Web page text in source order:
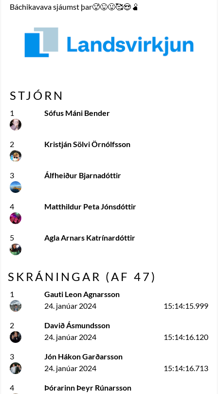
Báchikavava sjáumst þar🥵😜😛🥰😍🫄
STJÓRN
1 Sófus Máni Bender
2 Kristján Sölvi Örnólfsson
3 Álfheiður Bjarnadóttir
4 Matthildur Peta Jónsdóttir
5 Agla Arnars Katrínardóttir
SKRÁNINGAR (AF 47 )
1
Gauti Leon Agnarsson
24. janúar 2024
15:14:15.999
2
Davið Ásmundsson
24. janúar 2024
15:14:16.120
3
Jón Hákon Garðarsson
24. janúar 2024
15:14:16.713
4
Þórarinn Þeyr Rúnarsson